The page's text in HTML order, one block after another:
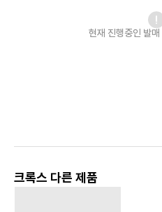
현재 진행중인 발매
크록스 다른 제품